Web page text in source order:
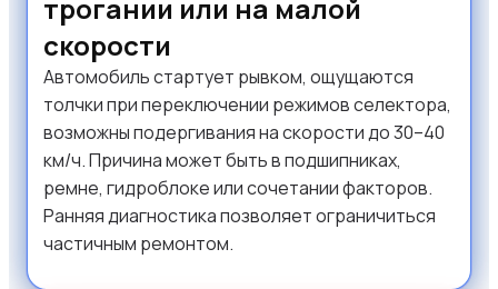
трогании или на малой
скорости
Автомобиль стартует рывком, ощущаются
толчки при переключении режимов селектора,
возможны подергивания на скорости до 30–40
км/ч. Причина может быть в подшипниках,
ремне, гидроблоке или сочетании факторов.
Ранняя диагностика позволяет ограничиться
частичным ремонтом.